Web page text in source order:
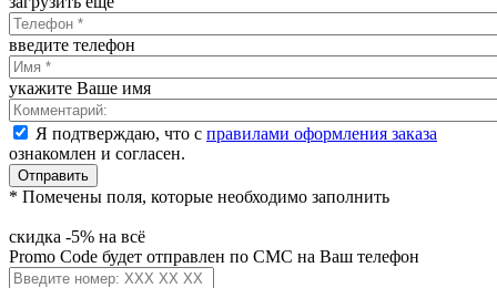
введите телефон
укажите Ваше имя
Я подтверждаю, что с правилами оформления заказа
ознакомлен и согласен.
Отправить
* Помечены поля, которые необходимо заполнить
скидка -5% на всё
Promo Code будет отправлен по СМС на Ваш телефон